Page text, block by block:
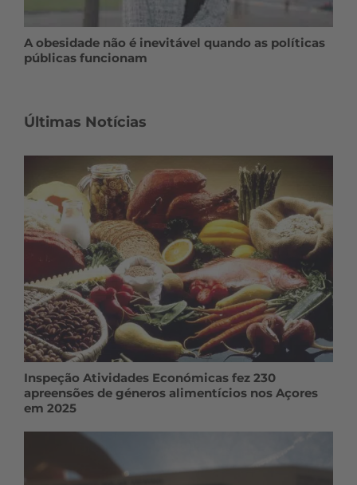
A obesidade não é inevitável quando as políticas
públicas funcionam
Últimas Notícias
Inspeção Atividades Económicas fez 230
apreensões de géneros alimentícios nos Açores
em 2025